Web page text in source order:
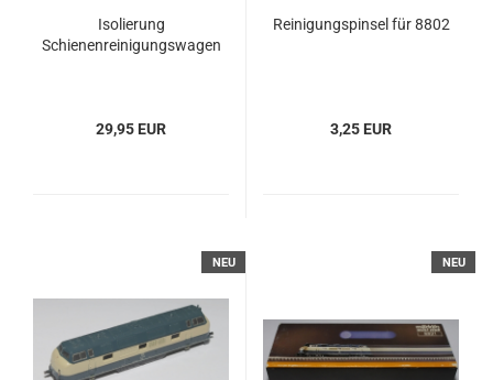
Isolierung
Schienenreinigungswagen
29,95 EUR
Reinigungspinsel für 8802
3,25 EUR
NEU NEU